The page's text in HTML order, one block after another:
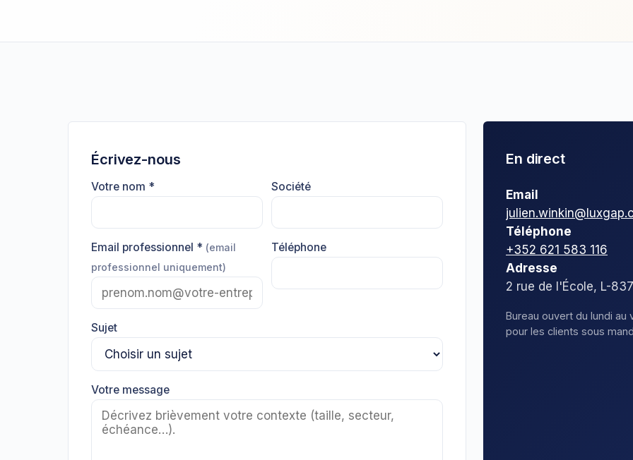
Écrivez-nous
Votre nom * Société
Email professionnel * (email
professionnel uniquement)
Téléphone
Sujet
Votre message
En direct
Email
Téléphone
+352 621 583 116
Adresse
2 rue de l'École, L-
Bureau ouvert du lundi au
pour les clients sous